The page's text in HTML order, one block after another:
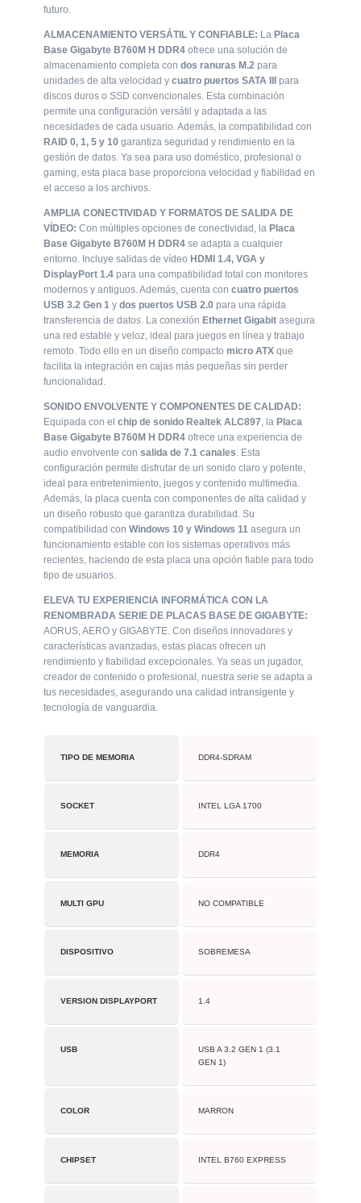
futuro.
ALMACENAMIENTO VERSÁTIL Y CONFIABLE: La Placa
Base Gigabyte B760M H DDR4 ofrece una solución de
almacenamiento completa con dos ranuras M.2 para
unidades de alta velocidad y cuatro puertos SATA IIIpara
discos duros o SSD convencionales. Esta combinación
permite una configuración versátil y adaptada a las
necesidades de cada usuario. Además, la compatibilidad con
RAID 0, 1, 5 y 10 garantiza seguridad y rendimiento en la
gestión de datos. Ya sea para uso doméstico, profesional o
gaming, esta placa base proporciona velocidad y fiabilidad en
el acceso a los archivos.
AMPLIA CONECTIVIDAD Y FORMATOS DE SALIDA DE
VÍDEO: Con múltiples opciones de conectividad, la Placa
Base Gigabyte B760M H DDR4 se adapta a cualquier
entorno. Incluye salidas de vídeo HDMI 1.4, VGA y
DisplayPort 1.4 para una compatibilidad total con monitores
modernos y antiguos. Además, cuenta con cuatro puertos
USB 3.2 Gen 1 y dos puertos USB 2.0 para una rápida
transferencia de datos. La conexión Ethernet Gigabitasegura
una red estable y veloz, ideal para juegos en línea y trabajo
remoto. Todo ello en un diseño compacto micro ATXque
facilita la integración en cajas más pequeñas sin perder
funcionalidad.
SONIDO ENVOLVENTE Y COMPONENTES DE CALIDAD:
Equipada con el chip de sonido Realtek ALC897 , la Placa
Base Gigabyte B760M H DDR4 ofrece una experiencia de
audio envolvente con salida de 7.1 canales . Esta
configuración permite disfrutar de un sonido claro y potente,
ideal para entretenimiento, juegos y contenido multimedia.
Además, la placa cuenta con componentes de alta calidad y
un diseño robusto que garantiza durabilidad. Su
compatibilidad con Windows 10 y Windows 11 asegura un
funcionamiento estable con los sistemas operativos más
recientes, haciendo de esta placa una opción fiable para todo
tipo de usuarios.
ELEVA TU EXPERIENCIA INFORMÁTICA CON LA
RENOMBRADA SERIE DE PLACAS BASE DE GIGABYTE:
AORUS, AERO y GIGABYTE. Con diseños innovadores y
características avanzadas, estas placas ofrecen un
rendimiento y fiabilidad excepcionales. Ya seas un jugador,
creador de contenido o profesional, nuestra serie se adapta a
tus necesidades, asegurando una calidad intransigente y
tecnología de vanguardia.
futuro.
ALMACENAMIENTO VERSÁTIL Y CONFIABLE: La Placa
Base Gigabyte B760M H DDR4ofrece una solución de
almacenamiento completa con dos ranuras M.2 para
unidades de alta velocidad y cuatro puertos SATA IIIpara
discos duros o SSD convencionales. Esta combinación
permite una configuración versátil y adaptada a las
necesidades de cada usuario. Además, la compatibilidad con
RAID 0, 1, 5 y 10 garantiza seguridad y rendimiento en la
gestión de datos. Ya sea para uso doméstico, profesional o
gaming, esta placa base proporciona velocidad y fiabilidad en
el acceso a los archivos.
AMPLIA CONECTIVIDAD Y FORMATOS DE SALIDA DE
VÍDEO: Con múltiples opciones de conectividad, la Placa
Base Gigabyte B760M H DDR4se adapta a cualquier
entorno. Incluye salidas de vídeo HDMI 1.4, VGA y
DisplayPort 1.4para una compatibilidad total con monitores
modernos y antiguos. Además, cuenta con cuatro puertos
USB 3.2 Gen 1 y dos puertos USB 2.0 para una rápida
transferencia de datos. La conexión Ethernet Gigabitasegura
una red estable y veloz, ideal para juegos en línea y trabajo
remoto. Todo ello en un diseño compacto micro ATXque
facilita la integración en cajas más pequeñas sin perder
funcionalidad.
SONIDO ENVOLVENTE Y COMPONENTES DE CALIDAD:
Equipada con el chip de sonido Realtek ALC897 , la Placa
Base Gigabyte B760M H DDR4ofrece una experiencia de
audio envolvente con salida de 7.1 canales . Esta
configuración permite disfrutar de un sonido claro y potente,
ideal para entretenimiento, juegos y contenido multimedia.
Además, la placa cuenta con componentes de alta calidad y
un diseño robusto que garantiza durabilidad. Su
compatibilidad con Windows 10 y Windows 11 asegura un
funcionamiento estable con los sistemas operativos más
recientes, haciendo de esta placa una opción fiable para todo
tipo de usuarios.
ELEVA TU EXPERIENCIA INFORMÁTICA CON LA
RENOMBRADA SERIE DE PLACAS BASE DE GIGABYTE:
AORUS, AERO y GIGABYTE. Con diseños innovadores y
características avanzadas, estas placas ofrecen un
rendimiento y fiabilidad excepcionales. Ya seas un jugador,
creador de contenido o profesional, nuestra serie se adapta a
tus necesidades, asegurando una calidad intransigente y
tecnología de vanguardia.
TIPO DE MEMORIA DDR4-SDRAM
SOCKET INTEL LGA 1700
MEMORIA DDR4
MULTI GPU NO COMPATIBLE
DISPOSITIVO SOBREMESA
VERSION DISPLAYPORT 1.4
USB
USB A 3.2 GEN 1 (3.1
GEN 1)
COLOR MARRON
CHIPSET INTEL B760 EXPRESS